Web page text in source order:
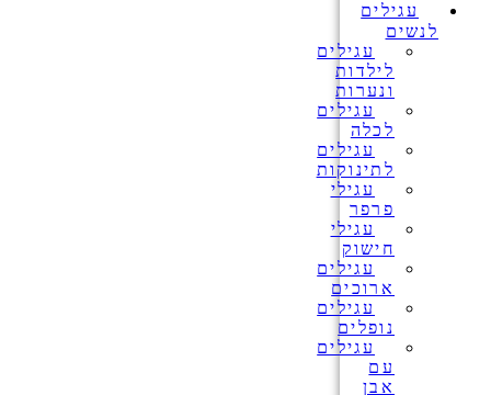
עגילים
לנשים
עגילים
לילדות
ונערות
עגילים
לכלה
עגילים
לתינוקות
עגילי
פרפר
עגילי
חישוק
עגילים
ארוכים
עגילים
נופלים
עגילים
עם
אבן